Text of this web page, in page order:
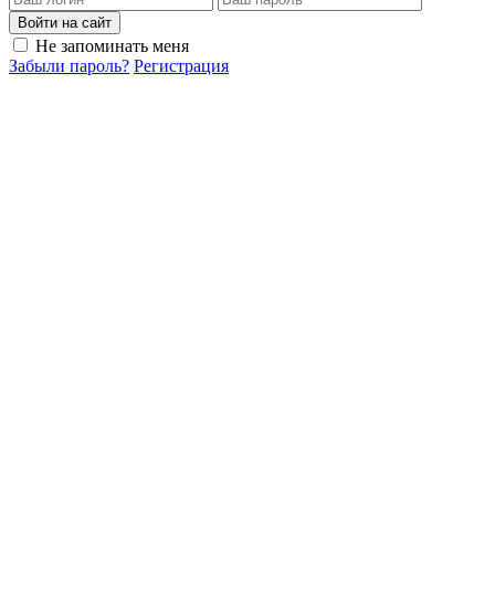
Войти на сайт
Не запоминать меня
Забыли пароль? Регистрация